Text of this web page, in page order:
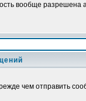
вообще
чем отправить